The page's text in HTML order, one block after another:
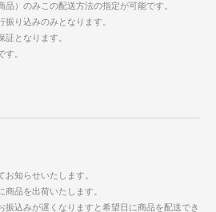
品）のみこの配送方法の指定が可能です。
振り込みのみとなります。
証となります。
す。
知らせいたします。
商品を出荷いたします。
振込みが遅くなりますと希望日に商品を配送でき